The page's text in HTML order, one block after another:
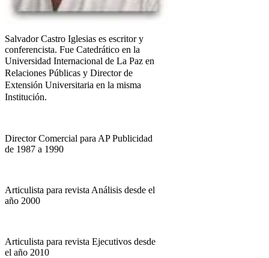
Salvador Castro Iglesias es escritor y
conferencista. Fue Catedrático en la
Universidad Internacional de La Paz en
Relaciones Públicas y Director de
Extensión Universitaria en la misma
Institución.
Director Comercial para AP Publicidad
de 1987 a 1990
Articulista para revista Análisis desde el
año 2000
Articulista para revista Ejecutivos desde
el año 2010